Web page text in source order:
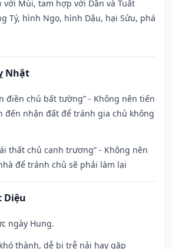
với Mùi, tam hợp với Dần và Tuất
Tý, hình Ngọ, hình Dậu, hại Sửu, phá
Nhật
điền chủ bất tường” - Không nên tiến
đến nhận đất để tránh gia chủ không
thất chủ canh trương” - Không nên
để tránh chủ sẽ phải làm lại
Diệu
ngày Hung.
thành, dễ bị trễ nải hay gặp